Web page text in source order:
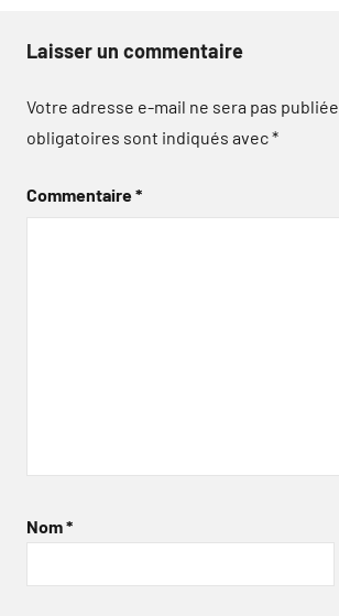
Laisser un commentaire
Votre adresse e-mail ne sera pas publiée.
obligatoires sont indiqués avec*
Commentaire*
Nom*